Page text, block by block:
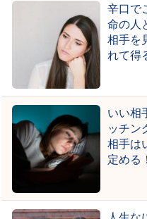
辛口で
命の人
相手を
れて得
いい相
ッチン
相手は
定める！